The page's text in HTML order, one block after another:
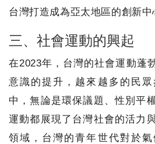
台灣打造成為亞太地區的創新中
三、社會運動的興起
在2023年，台灣的社會運動蓬
意識的提升，越來越多的民
中，無論是環保議題、性別平
運動都展現了台灣社會的活力
領域，台灣的青年世代對於